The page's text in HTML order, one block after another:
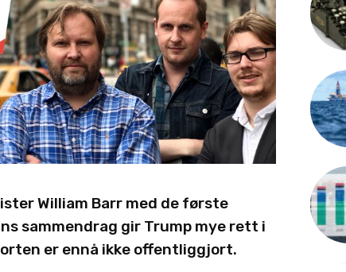
William Barr med de første
sammendrag gir Trump mye rett i
er ennå ikke offentliggjort.